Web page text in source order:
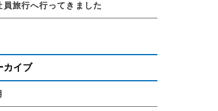
員旅行へ行ってきました
カイブ